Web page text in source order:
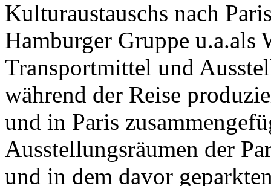
Kulturaustauschs nach
Hamburger Gruppe u.a.als
Transportmittel und
während der Reise
und in Paris
Ausstellungsräumen der
und in dem davor